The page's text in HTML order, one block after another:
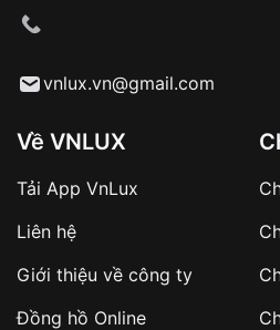
Từ khóa SEO:
sản phẩm đặc biệt
hàng
Số tiền còn lại thanh
vnlux.vn@gmail.com
Về VNLUX
Tải App VnLux
Liên hệ
Giới thiệu về công ty
Đồng hồ Online